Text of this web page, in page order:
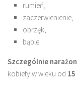
rumień,
zaczerwienienie,
obrzęk,
bąble.
Szczególnie
kobiety w wieku od